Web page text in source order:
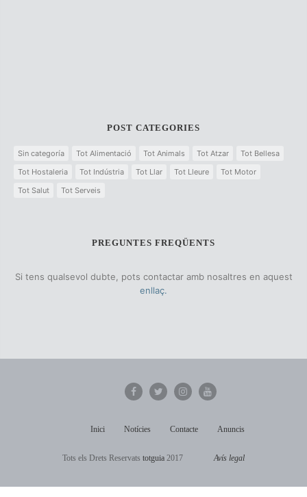
POST CATEGORIES
Sin categoría Tot Alimentació Tot Animals Tot Atzar
Tot Bellesa
Tot Hostaleria
Tot Indústria Tot Llar Tot Lleure
Tot Motor
Tot Salut
Tot Serveis
PREGUNTES FREQÜENTS
Si tens qualsevol dubte, pots contactar amb nosaltres en aquest
enllaç.
Inici Notícies Contacte Anuncis
Tots els Drets Reservats totguia 2017 Avís legal